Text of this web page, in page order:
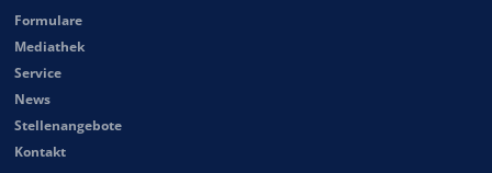
Formulare
Mediathek
Service
News
Stellenangebote
Kontakt